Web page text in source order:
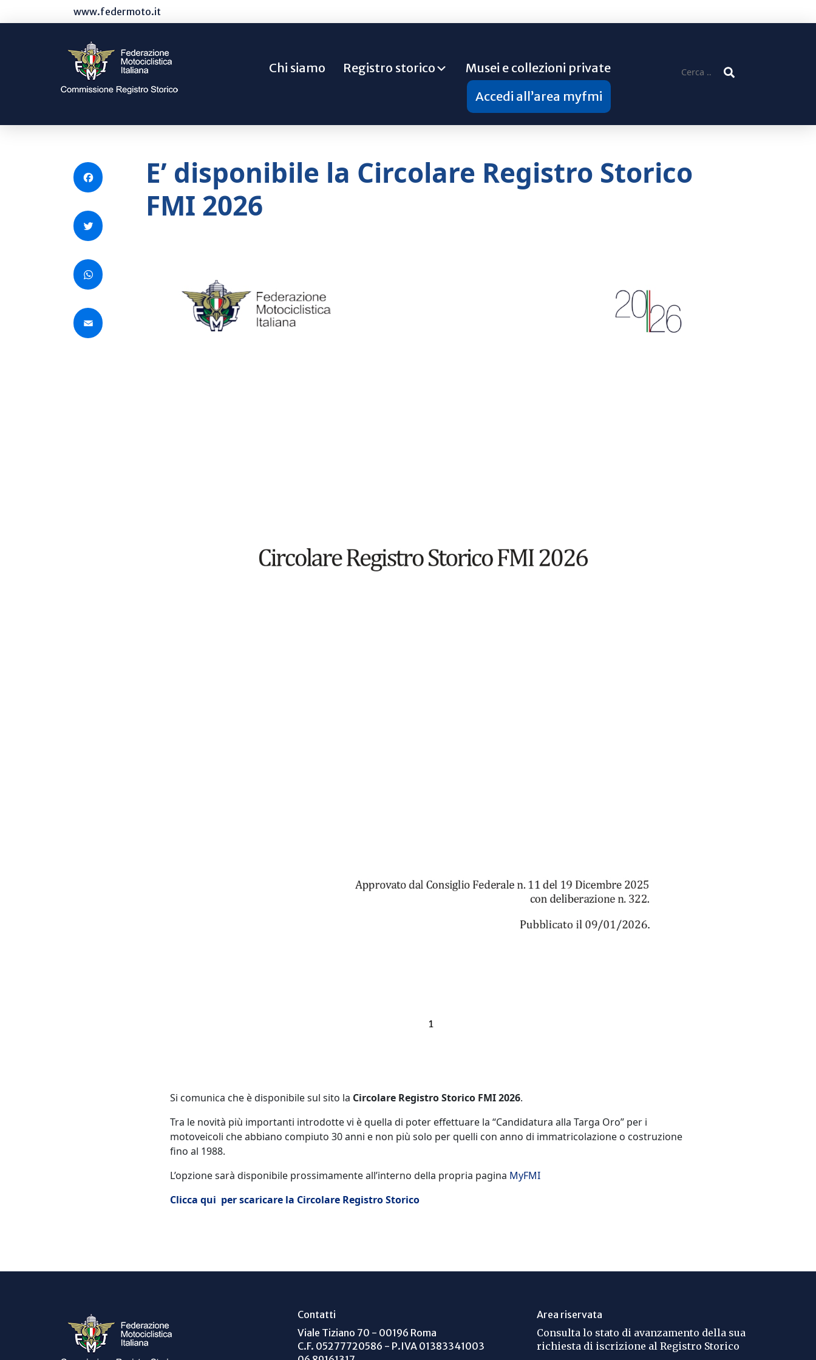
www.federmoto.it
Chi siamo Registro storico
Musei e collezioni private
Accedi all’area myfmi
Ricerca
Facebook
Twitter
WhatsApp
Email
E’ disponibile la Circolare Registro Storico
FMI 2026
Si comunica che è disponibile sul sito la Circolare Registro Storico FMI 2026.
Tra le novità più importanti introdotte vi è quella di poter effettuare la “Candidatura alla Targa Oro” per i
motoveicoli che abbiano compiuto 30 anni e non più solo per quelli con anno di immatricolazione o costruzione
fino al 1988.
L’opzione sarà disponibile prossimamente all’interno della propria pagina MyFMI
Clicca qui per scaricare la Circolare Registro Storico
Contatti
Viale Tiziano 70 - 00196 Roma
C.F. 05277720586 - P.IVA 01383341003
Area riservata
Consulta lo stato di avanzamento della sua
richiesta di iscrizione al Registro Storico